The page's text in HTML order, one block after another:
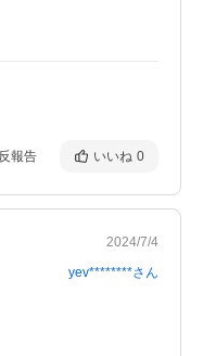
報告 いいね 0
2024/7/4
yev********さん